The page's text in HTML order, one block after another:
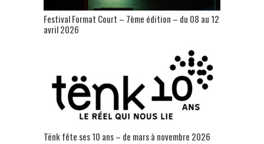
Festival Format Court – 7ème édition – du 08 au 12
avril 2026
Tënk fête ses 10 ans – de mars à novembre 2026